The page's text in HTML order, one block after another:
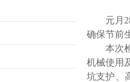
元月
确保节前
本次
机械使用
坑支护、